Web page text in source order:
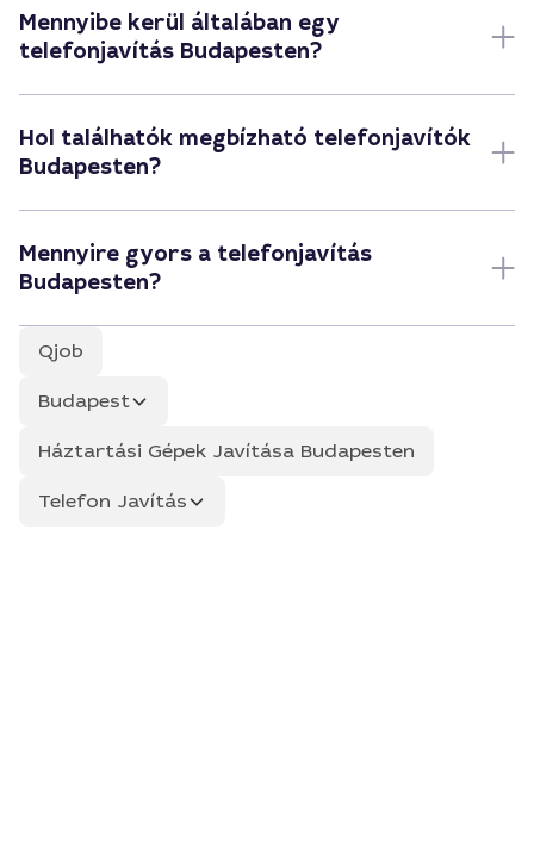
Mennyibe kerül általában egy
telefonjavítás Budapesten?
Hol találhatók megbízható telefonjavítók
Budapesten?
Mennyire gyors a telefonjavítás
Budapesten?
Qjob
Budapest
Háztartási Gépek Javítása Budapesten
Telefon Javítás